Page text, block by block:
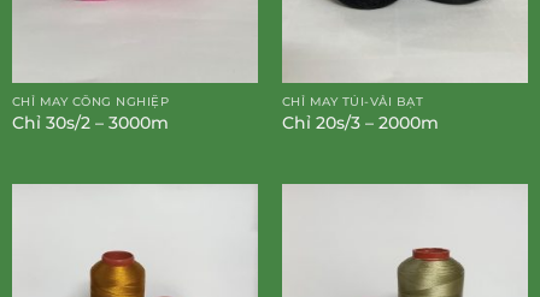
CHỈ MAY CÔNG NGHIỆP
Chỉ 30s/2 – 3000m
CHỈ MAY TÚI-VẢI BẠT
Chỉ 20s/3 – 2000m